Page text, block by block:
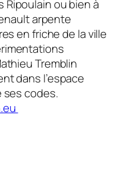
Ripoulain ou bien à
arpente
en friche de la ville
Tremblin
dans l’espace
ses codes.